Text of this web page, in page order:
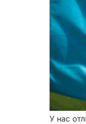
У нас